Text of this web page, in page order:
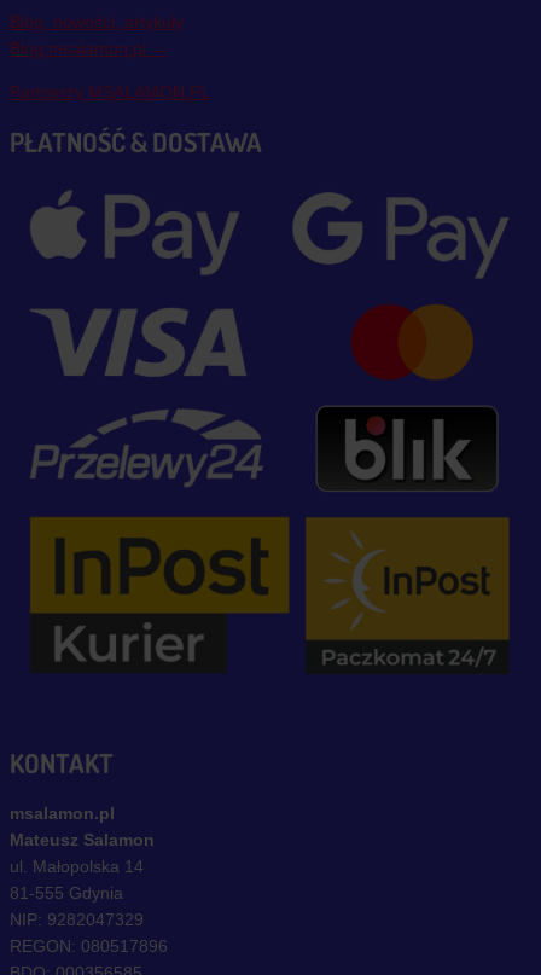
Blog, nowości, artykuły
Blog msalamon.pl →
Partnerzy MSALAMON.PL
PŁATNOŚĆ & DOSTAWA
KONTAKT
msalamon.pl
Mateusz Salamon
ul. Małopolska 14
81-555 Gdynia
NIP: 9282047329
REGON: 080517896